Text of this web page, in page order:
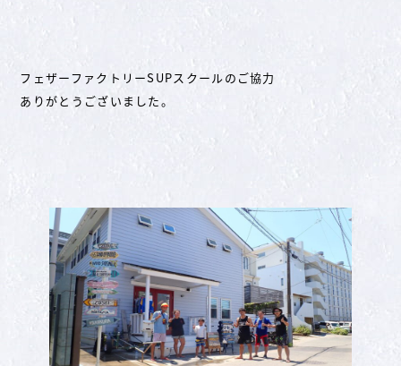
フェザーファクトリーSUPスクールのご協力
ありがとうございました。